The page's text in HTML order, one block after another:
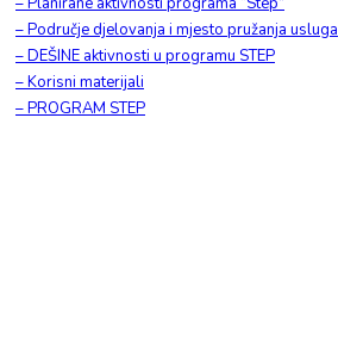
– Područje djelovanja i mjesto pružanja usluga
– DEŠINE aktivnosti u programu STEP
– Korisni materijali
– PROGRAM STEP